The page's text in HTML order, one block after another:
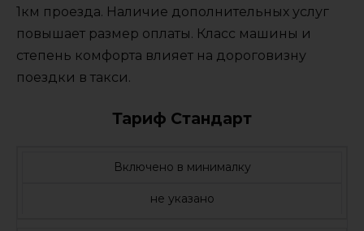
1км проезда. Наличие дополнительных услуг
повышает размер оплаты. Класс машины и
степень комфорта влияет на дороговизну
поездки в такси.
Тариф Стандарт
Включено в минималку
не указано